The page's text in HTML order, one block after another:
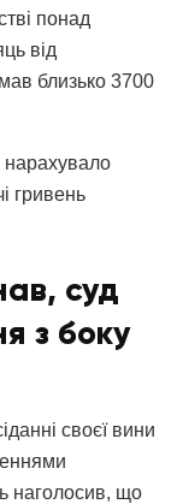
понад
від
близько 3700
нарахувало
гривень
суд
з боку
своєї вини
наголосив, що